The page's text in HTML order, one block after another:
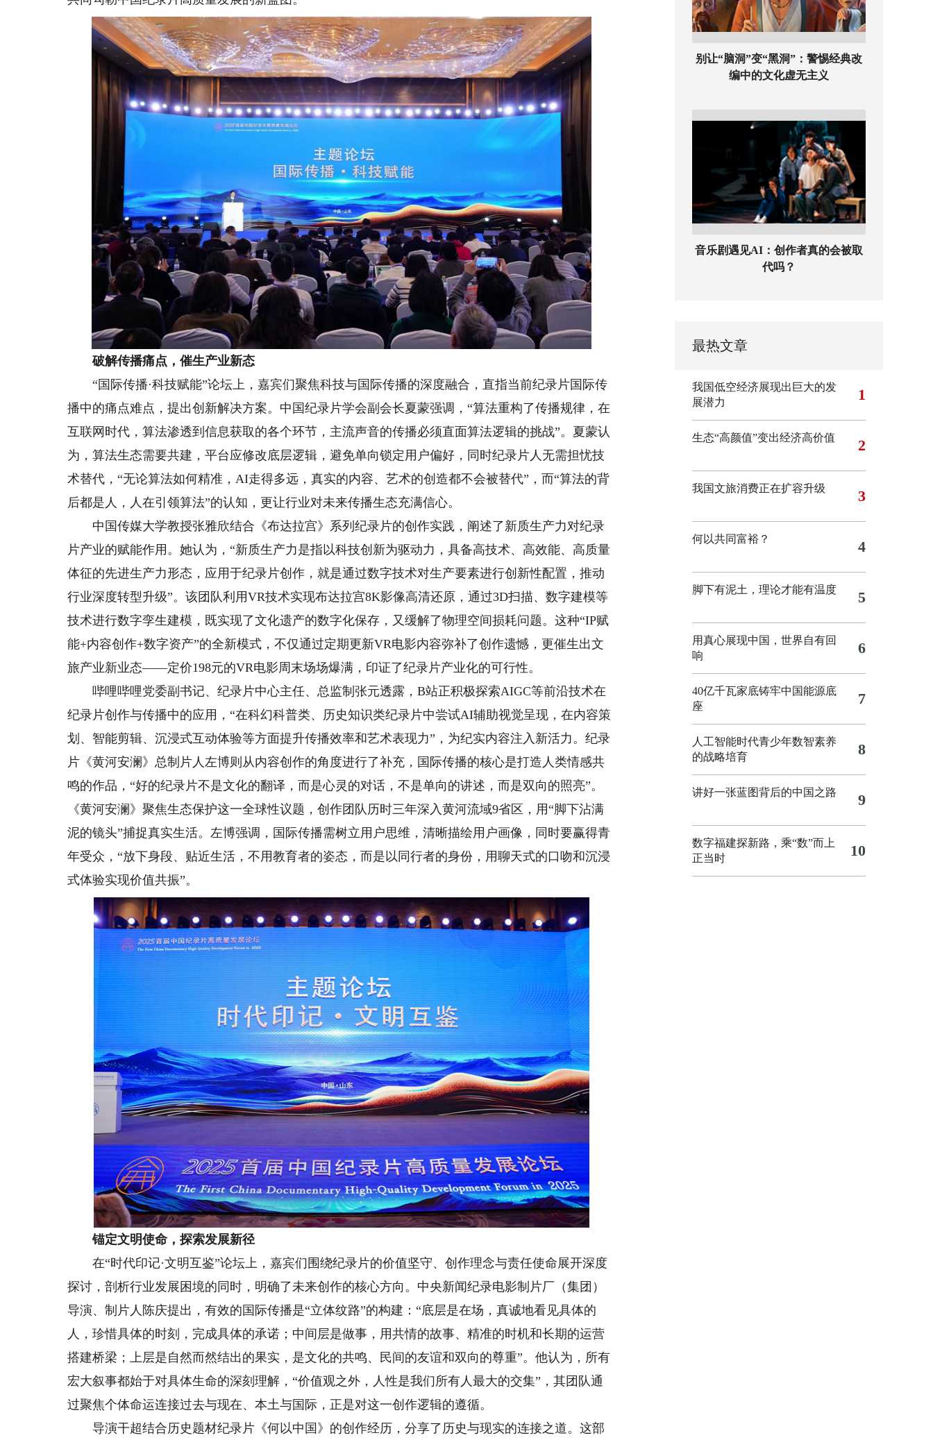
破解传播痛点，催生产业新态
“国际传播·科技赋能”论坛上，嘉宾们聚焦科技与国际传播的深度融合，直指当前纪录片国际传
播中的痛点难点，提出创新解决方案。中国纪录片学会副会长夏蒙强调，“算法重构了传播规律，在
互联网时代，算法渗透到信息获取的各个环节，主流声音的传播必须直面算法逻辑的挑战”。夏蒙认
为，算法生态需要共建，平台应修改底层逻辑，避免单向锁定用户偏好，同时纪录片人无需担忧技
术替代，“无论算法如何精准，AI走得多远，真实的内容、艺术的创造都不会被替代”，而“算法的背
后都是人，人在引领算法”的认知，更让行业对未来传播生态充满信心。
中国传媒大学教授张雅欣结合《布达拉宫》系列纪录片的创作实践，阐述了新质生产力对纪录
片产业的赋能作用。她认为，“新质生产力是指以科技创新为驱动力，具备高技术、高效能、高质量
体征的先进生产力形态，应用于纪录片创作，就是通过数字技术对生产要素进行创新性配置，推动
行业深度转型升级”。该团队利用VR技术实现布达拉宫8K影像高清还原，通过3D扫描、数字建模等
技术进行数字孪生建模，既实现了文化遗产的数字化保存，又缓解了物理空间损耗问题。这种“IP赋
能+内容创作+数字资产”的全新模式，不仅通过定期更新VR电影内容弥补了创作遗憾，更催生出文
旅产业新业态——定价198元的VR电影周末场场爆满，印证了纪录片产业化的可行性。
哔哩哔哩党委副书记、纪录片中心主任、总监制张元透露，B站正积极探索AIGC等前沿技术在
纪录片创作与传播中的应用，“在科幻科普类、历史知识类纪录片中尝试AI辅助视觉呈现，在内容策
划、智能剪辑、沉浸式互动体验等方面提升传播效率和艺术表现力”，为纪实内容注入新活力。纪录
片《黄河安澜》总制片人左博则从内容创作的角度进行了补充，国际传播的核心是打造人类情感共
鸣的作品，“好的纪录片不是文化的翻译，而是心灵的对话，不是单向的讲述，而是双向的照亮”。
《黄河安澜》聚焦生态保护这一全球性议题，创作团队历时三年深入黄河流域9省区，用“脚下沾满
泥的镜头”捕捉真实生活。左博强调，国际传播需树立用户思维，清晰描绘用户画像，同时要赢得青
年受众，“放下身段、贴近生活，不用教育者的姿态，而是以同行者的身份，用聊天式的口吻和沉浸
式体验实现价值共振”。
锚定文明使命，探索发展新径
在“时代印记·文明互鉴”论坛上，嘉宾们围绕纪录片的价值坚守、创作理念与责任使命展开深度
探讨，剖析行业发展困境的同时，明确了未来创作的核心方向。中央新闻纪录电影制片厂（集团）
导演、制片人陈庆提出，有效的国际传播是“立体纹路”的构建：“底层是在场，真诚地看见具体的
人，珍惜具体的时刻，完成具体的承诺；中间层是做事，用共情的故事、精准的时机和长期的运营
搭建桥梁；上层是自然而然结出的果实，是文化的共鸣、民间的友谊和双向的尊重”。他认为，所有
宏大叙事都始于对具体生命的深刻理解，“价值观之外，人性是我们所有人最大的交集”，其团队通
过聚焦个体命运连接过去与现在、本土与国际，正是对这一创作逻辑的遵循。
导演干超结合历史题材纪录片《何以中国》的创作经历，分享了历史与现实的连接之道。这部
别让“脑洞”变“黑洞”：警惕经典改
编中的文化虚无主义
音乐剧遇见AI：创作者真的会被取
代吗？
最热文章
我国低空经济展现出巨大的发
展潜力
1
生态“高颜值”变出经济高价值 2
我国文旅消费正在扩容升级 3
何以共同富裕？ 4
脚下有泥土，理论才能有温度 5
用真心展现中国，世界自有回
响
6
40亿千瓦家底铸牢中国能源底
座
7
人工智能时代青少年数智素养
的战略培育
8
讲好一张蓝图背后的中国之路 9
数字福建探新路，乘“数”而上
正当时
10